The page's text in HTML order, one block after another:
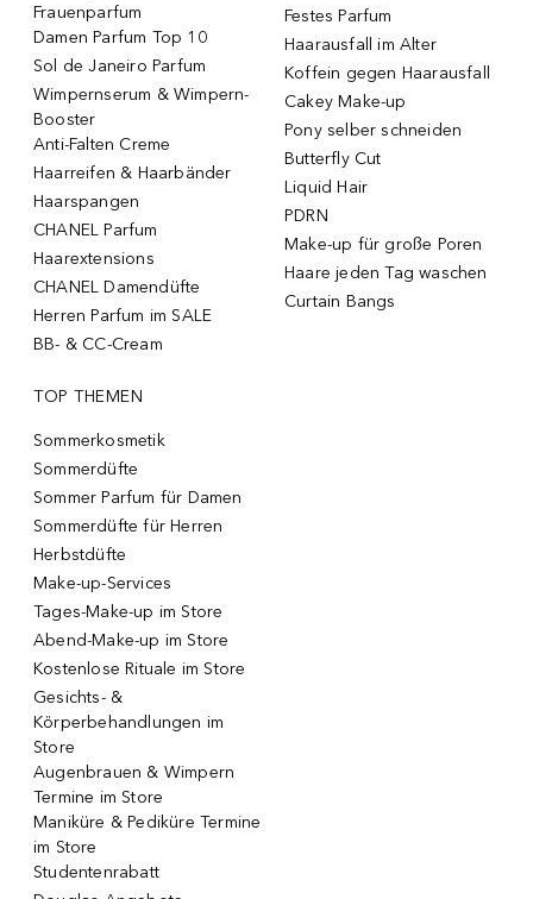
Frauenparfum
Damen Parfum Top 10
Sol de Janeiro Parfum
Wimpernserum & Wimpern-
Booster
Anti-Falten Creme
Haarreifen & Haarbänder
Haarspangen
CHANEL Parfum
Haarextensions
CHANEL Damendüfte
Herren Parfum im SALE
BB- & CC-Cream
Festes Parfum
Haarausfall im Alter
Koffein gegen Haarausfall
Cakey Make-up
Pony selber schneiden
Butterfly Cut
Liquid Hair
PDRN
Make-up für große Poren
Haare jeden Tag waschen
Curtain Bangs
TOP THEMEN
Sommerkosmetik
Sommerdüfte
Sommer Parfum für Damen
Sommerdüfte für Herren
Herbstdüfte
Make-up-Services
Tages-Make-up im Store
Abend-Make-up im Store
Kostenlose Rituale im Store
Gesichts- &
Körperbehandlungen im
Store
Augenbrauen & Wimpern
Termine im Store
Maniküre & Pediküre Termine
im Store
Studentenrabatt